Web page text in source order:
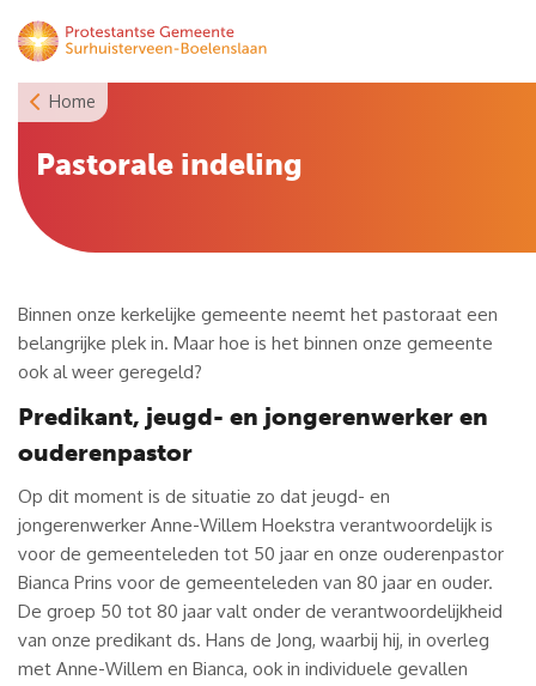
Skip
to
Home
Pastorale indeling
Binnen onze kerkelijke gemeente neemt het pastoraat een
belangrijke plek in. Maar hoe is het binnen onze gemeente
ook al weer geregeld?
Predikant, jeugd- en jongerenwerker en
ouderenpastor
Op dit moment is de situatie zo dat jeugd- en
jongerenwerker Anne-Willem Hoekstra verantwoordelijk is
voor de gemeenteleden tot 50 jaar en onze ouderenpastor
Bianca Prins voor de gemeenteleden van 80 jaar en ouder.
De groep 50 tot 80 jaar valt onder de verantwoordelijkheid
van onze predikant ds. Hans de Jong, waarbij hij, in overleg
met Anne-Willem en Bianca, ook in individuele gevallen